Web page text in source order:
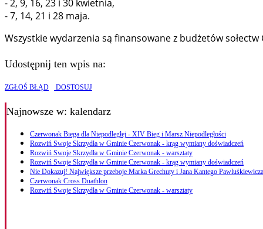
- 2, 9, 16, 23 i 30 kwietnia,
- 7, 14, 21 i 28 maja.
Wszystkie wydarzenia są finansowane z budżetów sołectw
Udostępnij ten wpis na:
ZGŁOŚ BŁĄD DOSTOSUJ
Najnowsze w: kalendarz
Czerwonak Biega dla Niepodległej - XIV Bieg i Marsz Niepodległości
Rozwiń Swoje Skrzydła w Gminie Czerwonak - krąg wymiany doświadczeń
Rozwiń Swoje Skrzydła w Gminie Czerwonak - warsztaty
Rozwiń Swoje Skrzydła w Gminie Czerwonak - krąg wymiany doświadczeń
Nie Dokazuj! Największe przeboje Marka Grechuty i Jana Kantego
Czerwonak Cross Duathlon
Rozwiń Swoje Skrzydła w Gminie Czerwonak - warsztaty